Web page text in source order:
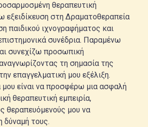
θεραπευτική
εξειδίκευση στη Δραματοθεραπεία
παιδικού ιχνογραφήματος και
συνέδρια. Παραμένω
συνεχίζω προσωπική
τη σημασία της
επαγγελματική μου εξέλιξη.
είναι να προσφέρω μια ασφαλή
θεραπευτική εμπειρία,
θεραπευόμενούς μου να
δύναμή τους.